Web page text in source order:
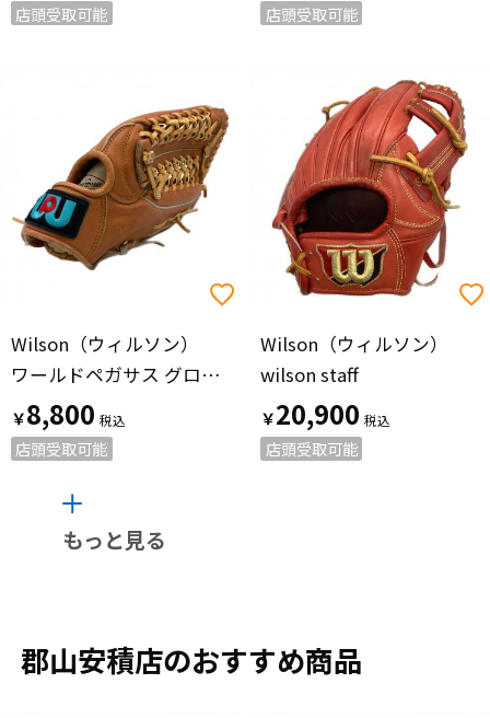
店頭受取可能 店頭受取可能
Wilson（ウィルソン）
ワールドペガサス グローブ ブラウン
￥8,800
店頭受取可能
Wilson（ウィルソン）
wilson staff
￥20,900
店頭受取可能
もっと見る
郡山安積店のおすすめ商品